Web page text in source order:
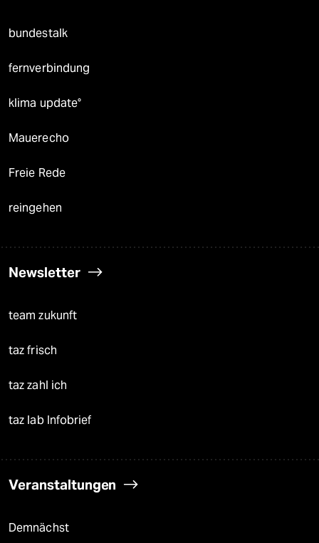
bundestalk
fernverbindung
klima update°
Mauerecho
Freie Rede
reingehen
Newsletter
team zukunft
taz frisch
taz zahl ich
taz lab Infobrief
Veranstaltungen
Demnächst